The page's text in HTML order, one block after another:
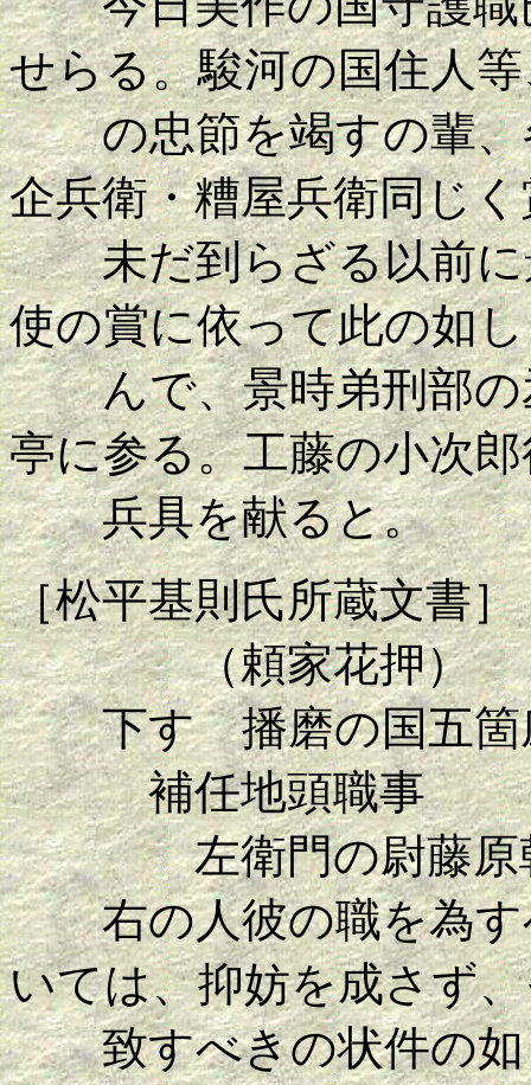
せらる。駿河の国住人
の忠節を竭すの輩、
企兵衛・糟屋兵衛同じ
未だ到らざる以前に
使の賞に依って此の如
んで、景時弟刑部の
亭に参る。工藤の小次
兵具を献ると。
［松平基則氏所蔵文書］
（頼家花押）
下す 播磨の国五箇
補任地頭職事
左衛門の尉藤原
右の人彼の職を為す
いては、抑妨を成さず
致すべきの状件の如